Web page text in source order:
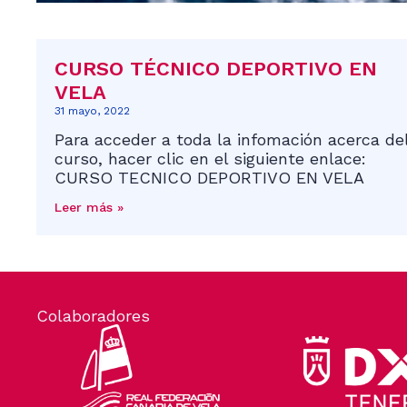
CURSO TÉCNICO DEPORTIVO EN
VELA
31 mayo, 2022
Para acceder a toda la infomación acerca
curso, hacer clic en el siguiente enlace:
CURSO TECNICO DEPORTIVO EN VELA
Leer más »
Colaboradores